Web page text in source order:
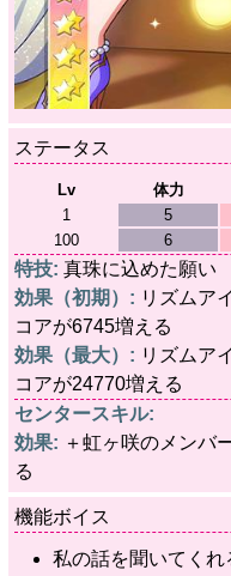
ステータス
Lv 体力
1
5
100
6
特技: 真珠に込めた願い
効果（初期）: リズムア
コアが6745増える
効果（最大）: リズムア
コアが24770増える
センタースキル:
効果: ＋虹ヶ咲のメンバ
る
機能ボイス
私の話を聞いてく